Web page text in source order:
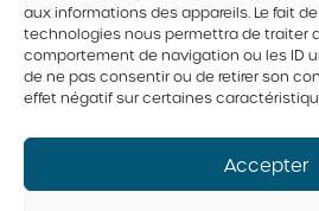
aux informations des appareils. Le fait
technologies nous permettra de traiter
comportement de navigation ou les ID
de ne pas consentir ou de retirer son
effet négatif sur certaines
Accepter
Gnocchis au pesto et
œufs pochés